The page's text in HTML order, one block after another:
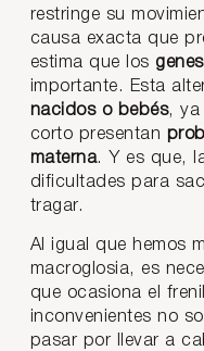
restringe su
causa exacta que
estima que los genes
importante. Esta
nacidos o bebés, ya
corto presentan
materna. Y es que,
dificultades para
tragar.
Al igual que hemos
macroglosia, es
que ocasiona el
inconvenientes no
pasar por llevar a